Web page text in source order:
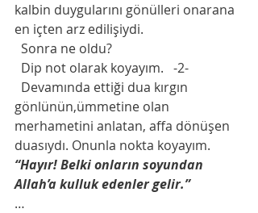
kalbin duygularını gönülleri onarana
en içten arz edilişiydi.
Sonra ne oldu?
Dip not olarak koyayım.   -2-
Devamında ettiği dua kırgın
gönlünün,ümmetine olan
merhametini anlatan, affa dönüşen
duasıydı. Onunla nokta koyayım.
“Hayır! Belki onların soyundan
Allah’a kulluk edenler gelir.”
…